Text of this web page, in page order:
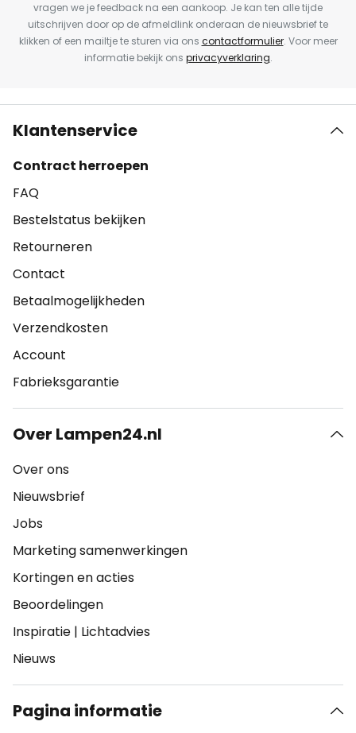
vragen we je feedback na een aankoop. Je kan ten alle tijde
uitschrijven door op de afmeldlink onderaan de nieuwsbrief te
klikken of een mailtje te sturen via ons contactformulier. Voor meer
informatie bekijk ons privacyverklaring.
Klantenservice
Contract herroepen
FAQ
Bestelstatus bekijken
Retourneren
Contact
Betaalmogelijkheden
Verzendkosten
Account
Fabrieksgarantie
Over Lampen24.nl
Over ons
Nieuwsbrief
Jobs
Marketing samenwerkingen
Kortingen en acties
Beoordelingen
Inspiratie | Lichtadvies
Nieuws
Pagina informatie